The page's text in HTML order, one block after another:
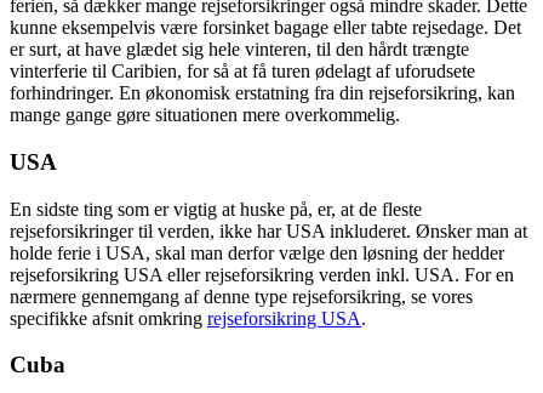
ferien, så dækker mange rejseforsikringer også mindre skader. Dette
kunne eksempelvis være forsinket bagage eller tabte rejsedage. Det
er surt, at have glædet sig hele vinteren, til den hårdt trængte
vinterferie til Caribien, for så at få turen ødelagt af uforudsete
forhindringer. En økonomisk erstatning fra din rejseforsikring, kan
mange gange gøre situationen mere overkommelig.
USA
En sidste ting som er vigtig at huske på, er, at de fleste
rejseforsikringer til verden, ikke har USA inkluderet. Ønsker man at
holde ferie i USA, skal man derfor vælge den løsning der hedder
rejseforsikring USA eller rejseforsikring verden inkl. USA. For en
nærmere gennemgang af denne type rejseforsikring, se vores
specifikke afsnit omkring rejseforsikring USA.
Cuba